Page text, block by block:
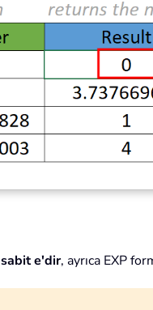
sabit e'dir, ayrıca EXP